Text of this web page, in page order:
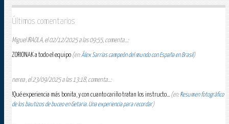
Últimos comentarios
Miguel IRAOLA, el 02/12/2025 a las 09:55, comenta...:
ZORIONAK a todo el equipo (en:Álex Sarrias campeón del mundo con España en Brasil)
nerea , el 23/09/2025 a las 13:18, comenta...:
!Qué experiencia más bonita, y con cuanto cariño tratan los instructo... (en:Resumen fotográfico
de los bautizos de buceo en Getaria. Una experiencia para recordar)